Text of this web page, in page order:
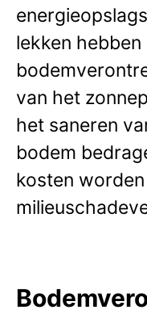
lekken
van het
het saneren
bodem
kosten